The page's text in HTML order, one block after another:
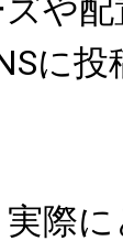
や
に
際